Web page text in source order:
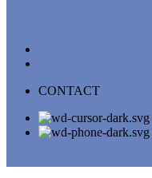
CONTACT